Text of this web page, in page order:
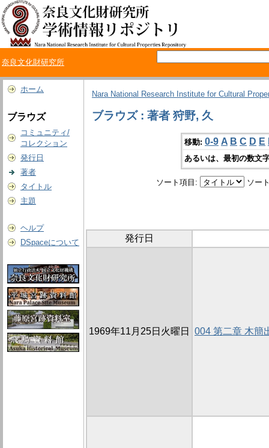
奈良文化財研究所
ホーム
ブラウズ
コミュニティ/
コレクション
発行日
著者
タイトル
主題
ヘルプ
DSpaceについて
Nara National Research Institute for Cultural
ブラウズ : 著者 狩野, 久
移動: 0-9 A B C D E
あるいは、最初の数文
ソート項目: ソー
発行日
1969年11月25日火曜日 004 第二章 木簡